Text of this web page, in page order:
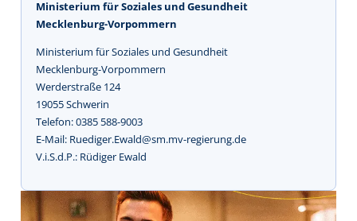
Ministerium für Soziales und Gesundheit
Mecklenburg-Vorpommern
Ministerium für Soziales und Gesundheit
Mecklenburg-Vorpommern
Werderstraße 124
19055 Schwerin
Telefon: 0385 588-9003
E-Mail: Ruediger.Ewald@sm.mv-regierung.de
V.i.S.d.P.: Rüdiger Ewald